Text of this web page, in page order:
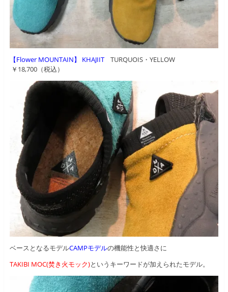
【Flower MOUNTAIN】 KHAJIIT
TURQUOIS・YELLOW
￥18,700（税込）
ベースとなるモデルCAMPモデルの機能性と快適さに
TAKIBI MOC(焚き火モック)というキーワードが加えられたモデル。